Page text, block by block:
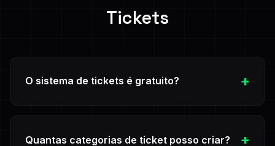
Tickets
O sistema de tickets é gratuito?
todas as funcionalidades de tickets sem custo algum
Quantas categorias de ticket posso criar?